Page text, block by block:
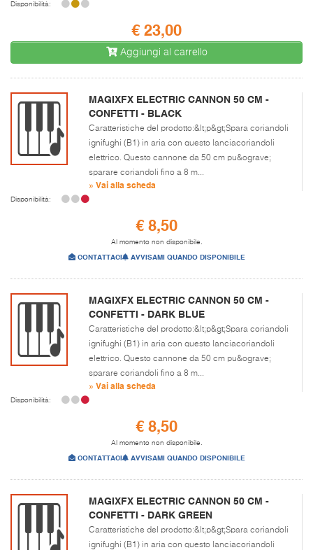
Disponibilità:
€ 23,00
Aggiungi al carrello
MAGIXFX ELECTRIC CANNON 50 CM -
CONFETTI - BLACK
Caratteristiche del prodotto:&lt;p&gt;Spara coriandoli
ignifughi (B1) in aria con questo lanciacoriandoli
elettrico. Questo cannone da 50 cm pu&ograve;
sparare coriandoli fino a 8 m...
» Vai alla scheda
Disponibilità:
€ 8,50
Al momento non disponibile.
CONTATTACI AVVISAMI QUANDO DISPONIBILE
MAGIXFX ELECTRIC CANNON 50 CM -
CONFETTI - DARK BLUE
Caratteristiche del prodotto:&lt;p&gt;Spara coriandoli
ignifughi (B1) in aria con questo lanciacoriandoli
elettrico. Questo cannone da 50 cm pu&ograve;
sparare coriandoli fino a 8 m...
» Vai alla scheda
Disponibilità:
€ 8,50
Al momento non disponibile.
CONTATTACI AVVISAMI QUANDO DISPONIBILE
MAGIXFX ELECTRIC CANNON 50 CM -
CONFETTI - DARK GREEN
Caratteristiche del prodotto:&lt;p&gt;Spara coriandoli
ignifughi (B1) in aria con questo lanciacoriandoli